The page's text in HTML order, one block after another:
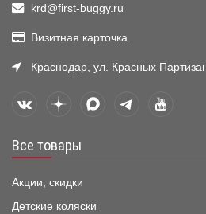
krd@first-buggy.ru
Визитная карточка
Краснодар, ул. Красных
Все товары
Акции, скидки
Детские коляски